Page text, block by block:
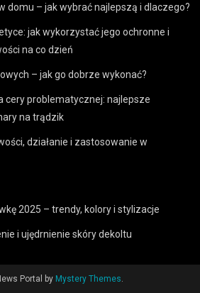
domu – jak wybrać najlepszą i dlaczego?
jak wykorzystać jego ochronne i
na co dzień
– jak go dobrze wykonać?
cery problematycznej: najlepsze
na trądzik
działanie i zastosowanie w
2025 – trendy, kolory i stylizacje
i ujędrnienie skóry dekoltu
Portal by Mystery Themes.